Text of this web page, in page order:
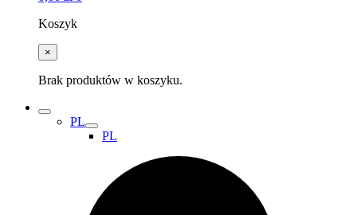
Koszyk
×
Brak produktów w koszyku.
PL
PL